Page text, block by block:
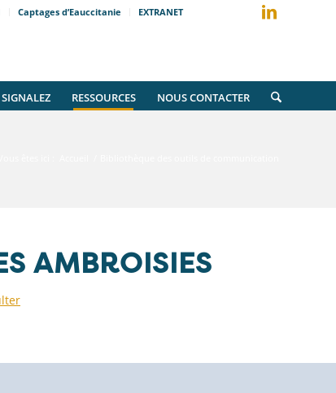
Captages d’Eauccitanie EXTRANET
SIGNALEZ RESSOURCES NOUS CONTACTER
AMBROISIES